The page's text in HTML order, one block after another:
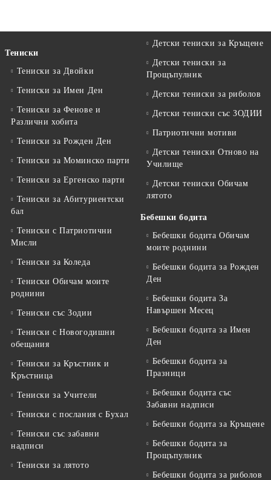
Тениски
Тениски за Двойки
Тениски за Имен Ден
Тениски за Фенове и
Различни хобита
Тениски за Рожден Ден
Тениски за Mоминско парти
Тениски за Eргенско парти
Тениски за Aбитуриентски
бал
Тениски с Патриотични
Мисли
Тениски за Коледа
Тениски Обичам моите
роднини
Тениски със Зодии
Тениски с Новогодишни
обещания
Тениски за Кръстник и
Кръстница
Тениски за Учители
Тениски с послания с Бухал
Тениски със забавни
надписи
Тениски за лятото
Детски тениски за Кръщене
Детски тениски за
Прощъпулник
Детски тениски за риболов
Детски тениски със ЗОДИИ
Патриотични мотиви
Детски тениски Отново на
Училище
Детски тениски Обичам
лятото
Бебешки бодита
Бебешки бодита Обичам
моите роднини
Бебешки бодита за Рожден
Ден
Бебешки бодита За
Навършен Месец
Бебешки бодита за Имен
Ден
Бебешки бодита за
Празници
Бебешки бодита със
Забавни надписи
Бебешки бодита за Кръщене
Бебешки бодита за
Прощъпулник
Бебешки бодита за риболов